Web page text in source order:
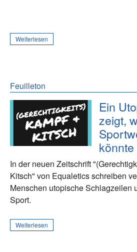
Weiterlesen
Feuilleton
Ein
zeigt,
könnte
In der neuen Zeitschrift
Kitsch" von Equaletics schreiben
Menschen utopische Schlagzeilen
Sport.
Weiterlesen